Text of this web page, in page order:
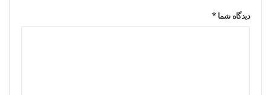
دیدگاه شما *